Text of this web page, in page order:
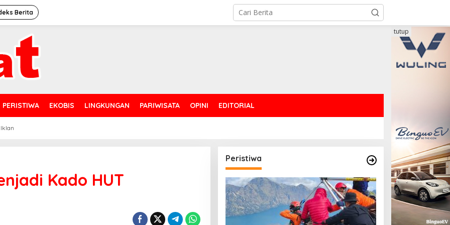
Berita
PERISTIWA EKOBIS LINGKUNGAN PARIWISATA OPINI EDITORIAL
tutup
Kado HUT
Peristiwa